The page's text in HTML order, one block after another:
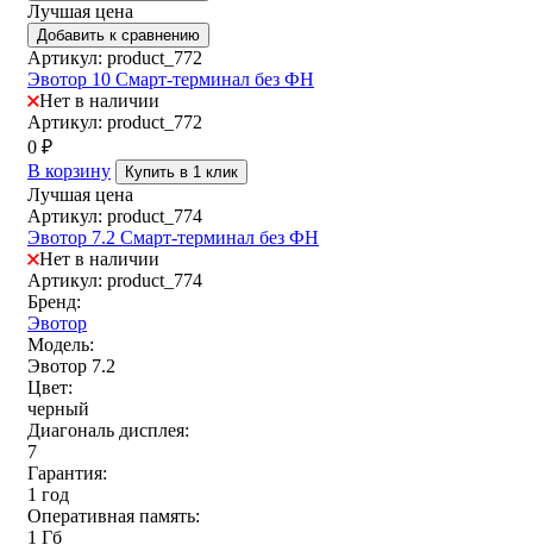
Лучшая цена
Добавить к сравнению
Артикул: product_772
Эвотор 10 Смарт-терминал без ФН
Нет в наличии
Артикул: product_772
0 ₽
В корзину
Купить в 1 клик
Лучшая цена
Артикул: product_774
Эвотор 7.2 Смарт-терминал без ФН
Нет в наличии
Артикул: product_774
Бренд:
Эвотор
Модель:
Эвотор 7.2
Цвет:
черный
Диагональ дисплея:
7
Гарантия:
1 год
Оперативная память:
1 Гб